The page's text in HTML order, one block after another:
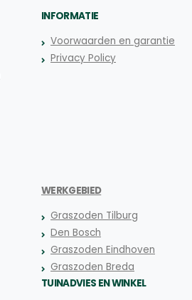
INFORMATIE
Voorwaarden en garantie
Privacy Policy
WERKGEBIED
Graszoden Tilburg
Den Bosch
Graszoden Eindhoven
Graszoden Breda
TUINADVIES EN WINKEL